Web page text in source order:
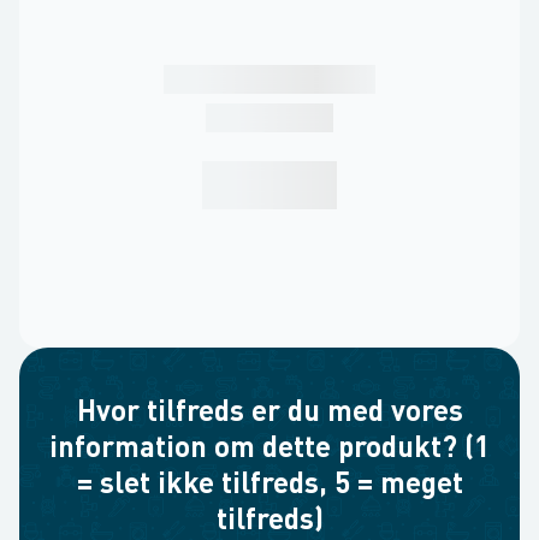
Hvor tilfreds er du med vores
information om dette produkt? (1
= slet ikke tilfreds, 5 = meget
tilfreds)